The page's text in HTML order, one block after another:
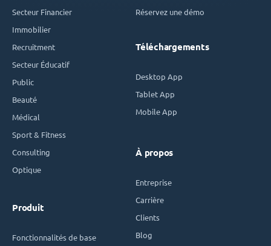
Secteur Financier
Immobilier
Recruitment
Secteur Éducatif
Public
Beauté
Médical
Sport & Fitness
Consulting
Optique
Produit
Fonctionnalités de base
Réservez une démo
Téléchargements
Desktop App
Tablet App
Mobile App
À propos
Entreprise
Carrière
Clients
Blog